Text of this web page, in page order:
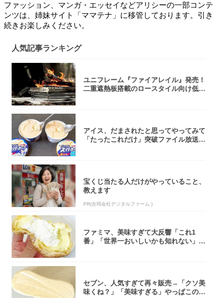
ファッション、マンガ・エッセイなどアリシーの一部コンテ
ンツは、姉妹サイト「ママテナ」に移管しております。引き
続きお楽しみください。
人気記事ランキング
ユニフレーム『ファイアレイル』発売！
二重遮熱板搭載のロースタイル向け低型
アイス、だまされたと思ってやってみて
「たったこれだけ」突破ファイル放送で
宝くじ当たる人だけがやっていること、
教えます
PR(合同会社デジタルファーム )
ファミマ、美味すぎて大反響「これ1
番」「世界一おいしいかも知れない」
セブン、人気すぎて再々販売→「クソ美
味くね？」「美味すぎる」やっぱこのク